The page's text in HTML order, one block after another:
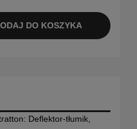
DO KOSZYKA
Deflektor-tłumik,